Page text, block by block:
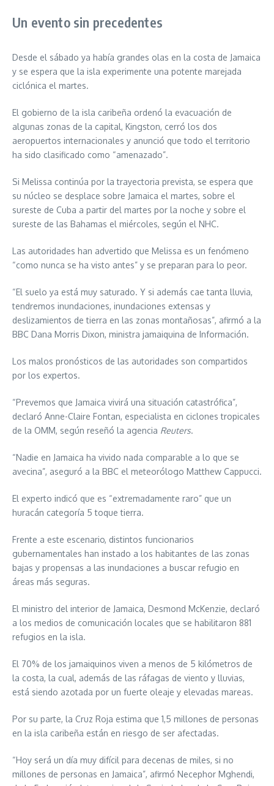
Un evento sin precedentes
Desde el sábado ya había grandes olas en la costa de Jamaica
y se espera que la isla experimente una potente marejada
ciclónica el martes.
El gobierno de la isla caribeña ordenó la evacuación de
algunas zonas de la capital, Kingston, cerró los dos
aeropuertos internacionales y anunció que todo el territorio
ha sido clasificado como “amenazado”.
Si Melissa continúa por la trayectoria prevista, se espera que
su núcleo se desplace sobre Jamaica el martes, sobre el
sureste de Cuba a partir del martes por la noche y sobre el
sureste de las Bahamas el miércoles, según el NHC.
Las autoridades han advertido que Melissa es un fenómeno
“como nunca se ha visto antes” y se preparan para lo peor.
“El suelo ya está muy saturado. Y si además cae tanta lluvia,
tendremos inundaciones, inundaciones extensas y
deslizamientos de tierra en las zonas montañosas”, afirmó a la
BBC Dana Morris Dixon, ministra jamaiquina de Información.
Los malos pronósticos de las autoridades son compartidos
por los expertos.
“Prevemos que Jamaica vivirá una situación catastrófica”,
declaró Anne-Claire Fontan, especialista en ciclones tropicales
de la OMM, según reseñó la agencia Reuters.
“Nadie en Jamaica ha vivido nada comparable a lo que se
avecina”, aseguró a la BBC el meteorólogo Matthew Cappucci.
El experto indicó que es “extremadamente raro” que un
huracán categoría 5 toque tierra.
Frente a este escenario, distintos funcionarios
gubernamentales han instado a los habitantes de las zonas
bajas y propensas a las inundaciones a buscar refugio en
áreas más seguras.
El ministro del interior de Jamaica, Desmond McKenzie, declaró
a los medios de comunicación locales que se habilitaron 881
refugios en la isla.
El 70% de los jamaiquinos viven a menos de 5 kilómetros de
la costa, la cual, además de las ráfagas de viento y lluvias,
está siendo azotada por un fuerte oleaje y elevadas mareas.
Por su parte, la Cruz Roja estima que 1,5 millones de personas
en la isla caribeña están en riesgo de ser afectadas.
“Hoy será un día muy difícil para decenas de miles, si no
millones de personas en Jamaica”, afirmó Necephor Mghendi,